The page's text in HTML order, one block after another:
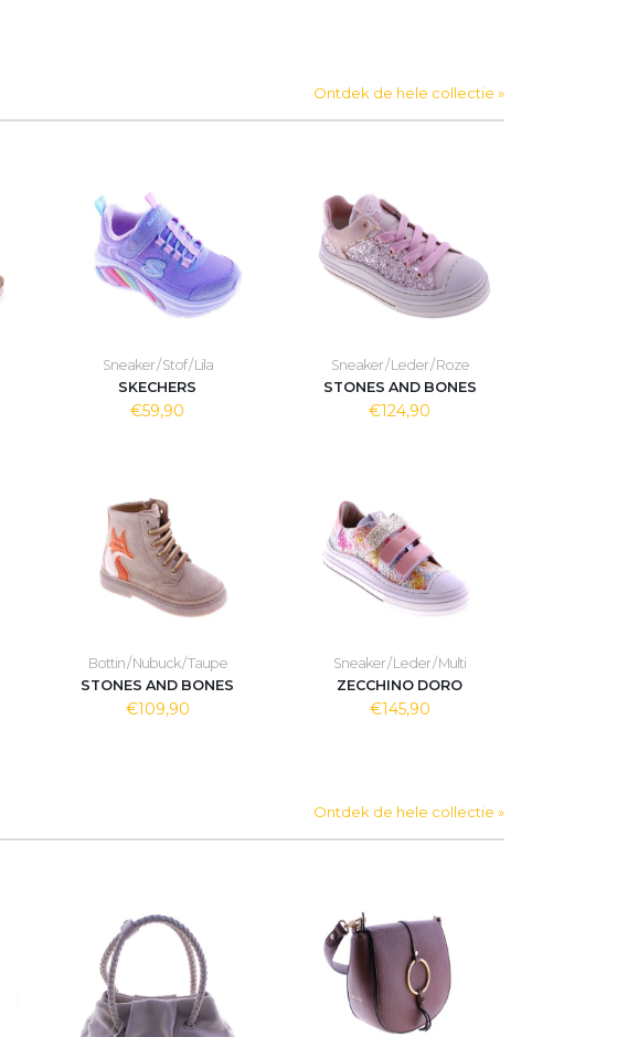
Ontdek de hele collectie »
Sneaker / Stof / Lila
SKECHERS
€59,90
Sneaker / Leder / Roze
STONES AND BONES
€124,90
Bottin / Nubuck / Taupe
STONES AND BONES
€109,90
Sneaker / Leder / Multi
ZECCHINO DORO
€145,90
Ontdek de hele collectie »